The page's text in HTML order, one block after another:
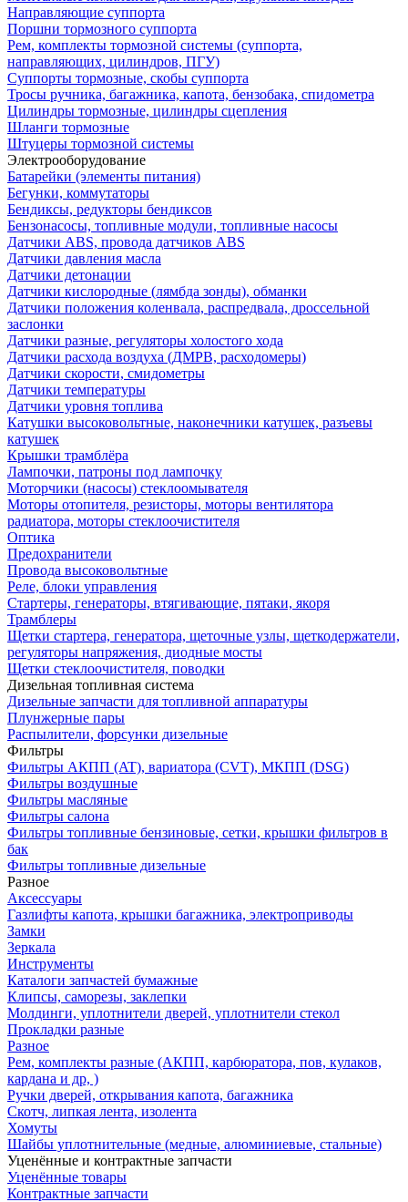
Направляющие суппорта
Поршни тормозного суппорта
Рем, комплекты тормозной системы (суппорта,
направляющих, цилиндров, ПГУ)
Суппорты тормозные, скобы суппорта
Тросы ручника, багажника, капота, бензобака, спидометра
Цилиндры тормозные, цилиндры сцепления
Шланги тормозные
Штуцеры тормозной системы
Электрооборудование
Батарейки (элементы питания)
Бегунки, коммутаторы
Бендиксы, редукторы бендиксов
Бензонасосы, топливные модули, топливные насосы
Датчики ABS, провода датчиков ABS
Датчики давления масла
Датчики детонации
Датчики кислородные (лямбда зонды), обманки
Датчики положения коленвала, распредвала, дроссельной
заслонки
Датчики разные, регуляторы холостого хода
Датчики расхода воздуха (ДМРВ, расходомеры)
Датчики скорости, смидометры
Датчики температуры
Датчики уровня топлива
Катушки высоковольтные, наконечники катушек, разъевы
катушек
Крышки трамблёра
Лампочки, патроны под лампочку
Моторчики (насосы) стеклоомывателя
Моторы отопителя, резисторы, моторы вентилятора
радиатора, моторы стеклоочистителя
Оптика
Предохранители
Провода высоковольтные
Реле, блоки управления
Стартеры, генераторы, втягивающие, пятаки, якоря
Трамблеры
Щетки стартера, генератора, щеточные узлы, щеткодержатели,
регуляторы напряжения, диодные мосты
Щетки стеклоочистителя, поводки
Дизельная топливная система
Дизельные запчасти для топливной аппаратуры
Плунжерные пары
Распылители, форсунки дизельные
Фильтры
Фильтры АКПП (AT), вариатора (CVT), МКПП (DSG)
Фильтры воздушные
Фильтры масляные
Фильтры салона
Фильтры топливные бензиновые, сетки, крышки фильтров в
бак
Фильтры топливные дизельные
Разное
Аксесcуары
Газлифты капота, крышки багажника, электроприводы
Замки
Зеркала
Инструменты
Каталоги запчастей бумажные
Клипсы, саморезы, заклепки
Молдинги, уплотнители дверей, уплотнители стекол
Прокладки разные
Разное
Рем, комплекты разные (АКПП, карбюратора, пов, кулаков,
кардана и др, )
Ручки дверей, открывания капота, багажника
Скотч, липкая лента, изолента
Хомуты
Шайбы уплотнительные (медные, алюминиевые, стальные)
Уценённые и контрактные запчасти
Уценённые товары
Контрактные запчасти